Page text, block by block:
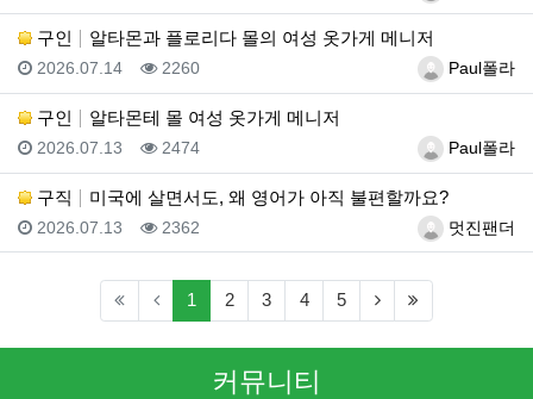
구인 알타몬과 플로리다 몰의 여성 옷가게 메니저
등록자Paul폴라
등록일
2026.07.14 조회
2260
구인 알타몬테 몰 여성 옷가게 메니저
등록자Paul폴라
등록일
2026.07.13 조회
2474
구직 미국에 살면서도, 왜 영어가 아직 불편할까요?
등록자멋진팬더
등록일
2026.07.13 조회
2362
1 (current)
2 3 4 5 (next)
커뮤니티